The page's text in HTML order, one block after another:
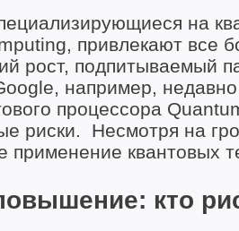
на
привлекают все
рост, подпитываемый
например, недавно
процессора
риски. Несмотря на
применение квантовых
кто